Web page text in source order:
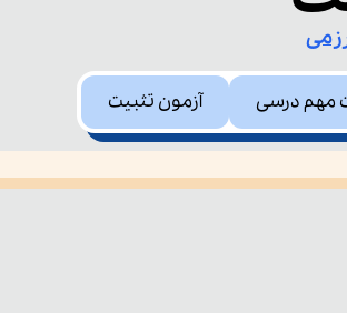
مهم درسی آزمون تثبیت